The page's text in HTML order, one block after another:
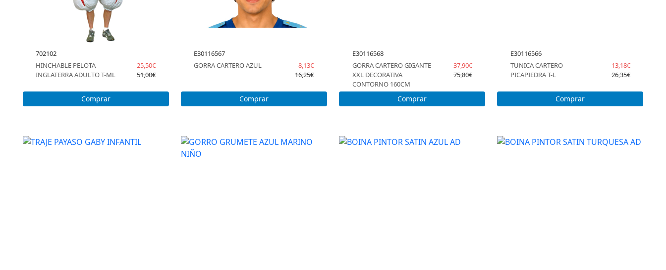
702102
HINCHABLE PELOTA
INGLATERRA ADULTO T-ML
25,50€
51,00€
Comprar
E30116567
GORRA CARTERO AZUL
8,13€
16,25€
Comprar
E30116568
GORRA CARTERO GIGANTE
XXL DECORATIVA
CONTORNO 160CM
37,90€
75,80€
Comprar
E30116566
TUNICA CARTERO
PICAPIEDRA T-L
13,18€
26,35€
Comprar